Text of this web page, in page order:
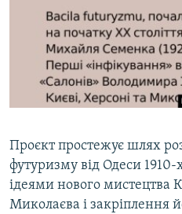
Проєкт простежує шлях
футуризму від Одеси 1910-
ідеями нового мистецтва
Миколаєва і закріплення